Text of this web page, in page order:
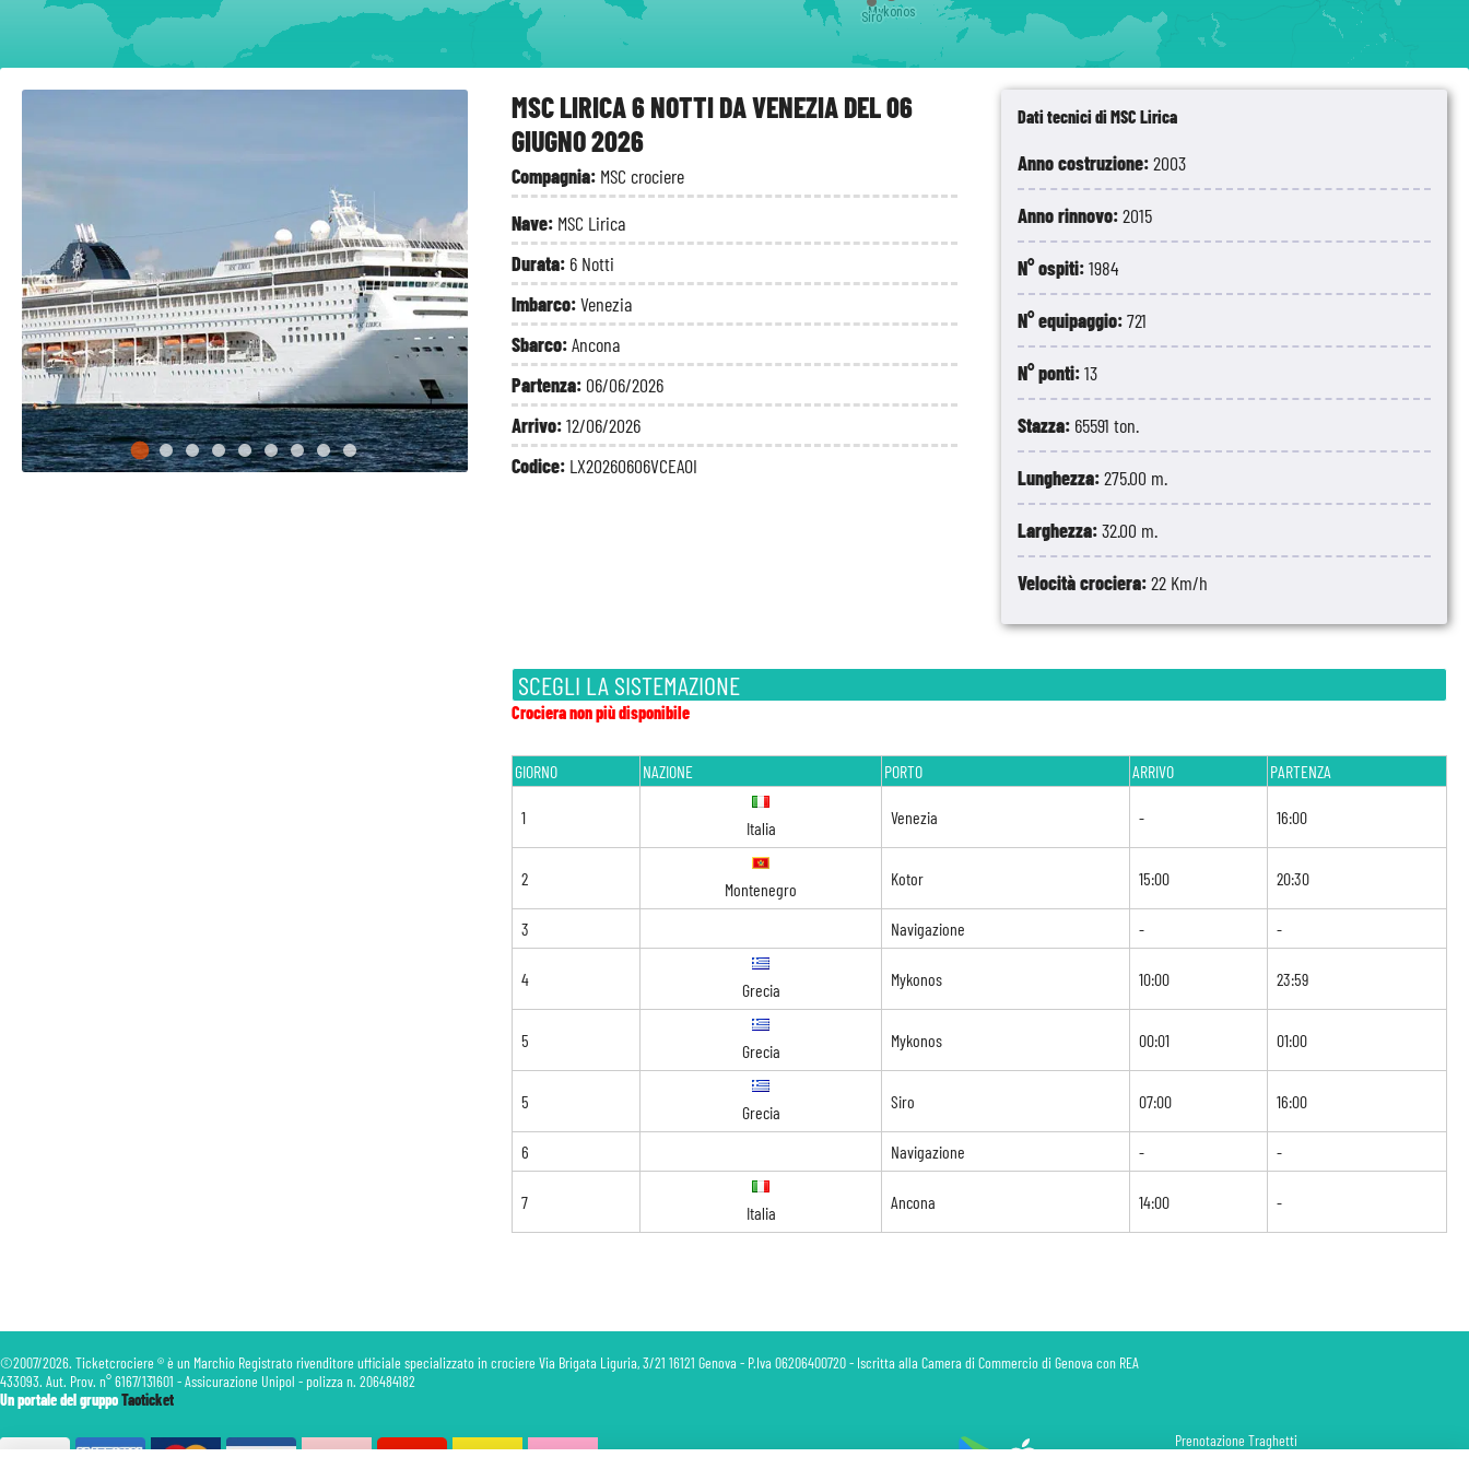
MSC LIRICA 6 NOTTI DA VENEZIA DEL 06
GIUGNO 2026
Compagnia: MSC crociere
Nave: MSC Lirica
Durata: 6 Notti
Imbarco:Venezia
Sbarco:Ancona
Partenza: 06/06/2026
Arrivo:12/06/2026
Codice: LX20260606VCEAOI
Dati tecnici di MSC Lirica
Anno costruzione:2003
Anno rinnovo:2015
N° ospiti:1984
N° equipaggio:721
N° ponti:13
Stazza: 65591 ton.
Lunghezza:275.00 m.
Larghezza:32.00 m.
Velocità crociera:22 Km/h
SCEGLI LA SISTEMAZIONE
Crociera non più disponibile
GIORNO NAZIONE PORTO ARRIVO PARTENZA
1
Italia
Venezia - 16:00
2
Montenegro
Kotor 15:00 20:30
3 Navigazione - -
4
Grecia
Mykonos 10:00 23:59
5
Grecia
Mykonos 00:01 01:00
5
Grecia
Siro 07:00 16:00
6 Navigazione - -
7
Italia
Ancona 14:00 -
Mykonos
Mykonos
Siro
©2007/2026. Ticketcrociere ® è un Marchio Registrato rivenditore ufficiale specializzato in crociere Via Brigata Liguria, 3/21 16121 Genova - P.Iva 06206400720 - Iscritta alla Camera di Commercio di Genova con REA
433093. Aut. Prov. n° 6167/131601 - Assicurazione Unipol - polizza n. 206484182
Un portale del gruppoTaoticket
Prenotazione Traghetti